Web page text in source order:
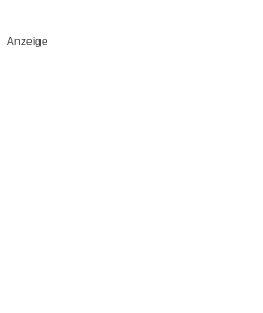
Anzeige